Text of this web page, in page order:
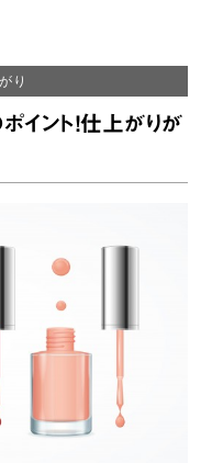
り
イント！仕上がりが